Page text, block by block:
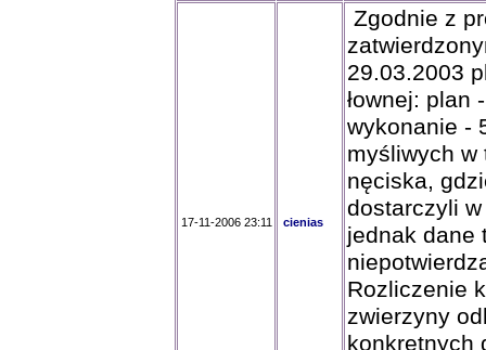
17-11-2006 23:11 cienias
Zgodnie z
29.03.2003
łownej: plan
wykonanie -
myśliwych w
nęciska,
dostarczyli
jednak dane
Rozliczenie
zwierzyny
konkretnych